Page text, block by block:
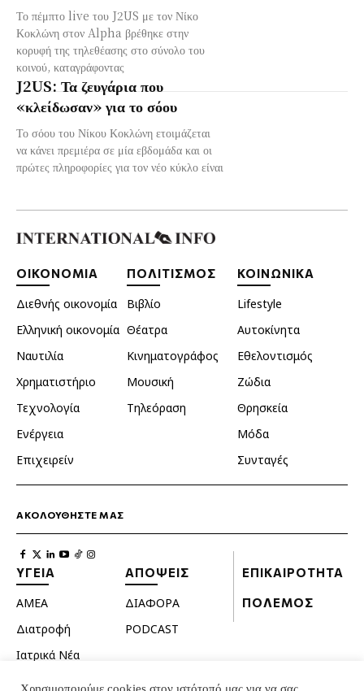
Το πέμπτο live του J2US με τον Νίκο
Κοκλώνη στον Alpha βρέθηκε στην
κορυφή της τηλεθέασης στο σύνολο του
κοινού, καταγράφοντας
J2US: Τα ζευγάρια που
«κλείδωσαν» για το σόου
Το σόου του Νίκου Κοκλώνη ετοιμάζεται
να κάνει πρεμιέρα σε μία εβδομάδα και οι
πρώτες πληροφορίες για τον νέο κύκλο είναι
ΟΙΚΟΝΟΜΙΑ
Διεθνής οικονομία
Ελληνική οικονομία
Ναυτιλία
Χρηματιστήριο
Τεχνολογία
Ενέργεια
Επιχειρείν
ΠΟΛΙΤΙΣΜΟΣ
Βιβλίο
Θέατρα
Κινηματογράφος
Μουσική
Τηλεόραση
ΚΟΙΝΩΝΙΚΑ
Lifestyle
Αυτοκίνητα
Εθελοντισμός
Ζώδια
Θρησκεία
Μόδα
Συνταγές
ΑΚΟΛΟΥΘΗΣΤΕ ΜΑΣ
ΥΓΕΙΑ
ΑΜΕΑ
Διατροφή
Ιατρικά Νέα
Κατοικίδια
ΑΠΟΨΕΙΣ
ΔΙΑΦΟΡΑ
PODCAST
ΕΠΙΚΑΙΡΟΤΗΤΑ
ΠΟΛΕΜΟΣ